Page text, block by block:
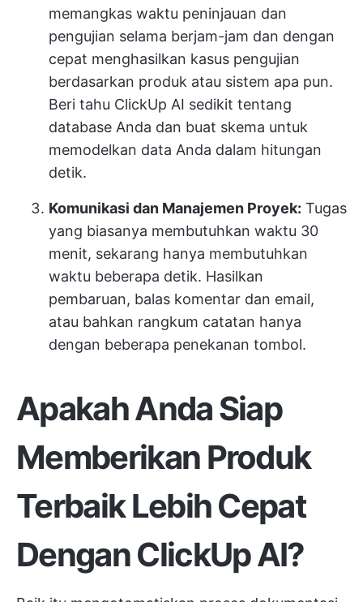
memangkas waktu peninjauan dan
pengujian selama berjam-jam dan dengan
cepat menghasilkan kasus pengujian
berdasarkan produk atau sistem apa pun.
Beri tahu ClickUp AI sedikit tentang
database Anda dan buat skema untuk
memodelkan data Anda dalam hitungan
detik.
Komunikasi dan Manajemen Proyek: Tugas
yang biasanya membutuhkan waktu 30
menit, sekarang hanya membutuhkan
waktu beberapa detik. Hasilkan
pembaruan, balas komentar dan email,
atau bahkan rangkum catatan hanya
dengan beberapa penekanan tombol.
Apakah Anda Siap
Memberikan Produk
Terbaik Lebih Cepat
Dengan ClickUp AI?